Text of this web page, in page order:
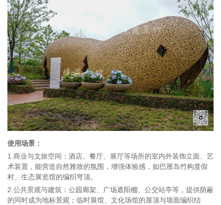
使用场景：
1.商业与文旅空间：酒店、餐厅、展厅等场所的室内外装饰立面、艺
术装置，能营造自然雅致的氛围，增强体验感，如巴厘岛竹构度假
村、生态展览馆的编织穹顶。
2.公共景观与建筑：公园廊架、广场遮阳棚、公交站亭等，提供荫蔽
的同时成为地标景观；临时展馆、文化场馆的屋顶与墙面编织结